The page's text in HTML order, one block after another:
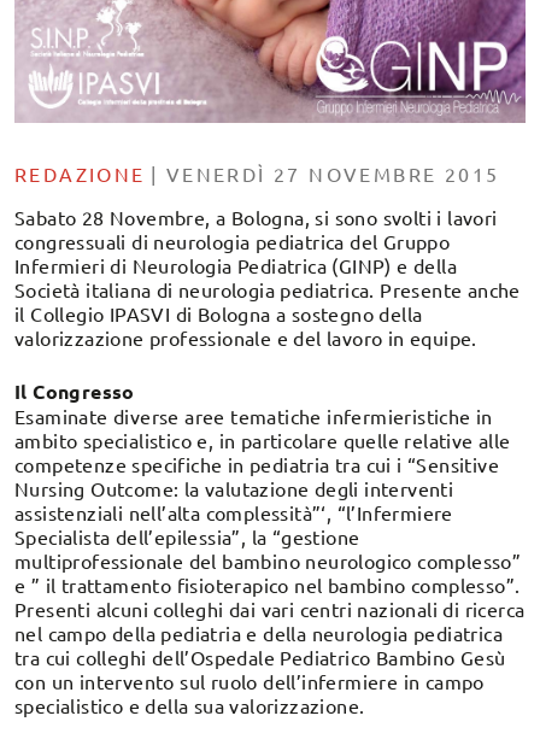
REDAZIONE | VENERDÌ 27 NOVEMBRE 2015
Sabato 28 Novembre, a Bologna, si sono svolti i lavori
congressuali di neurologia pediatrica del Gruppo
Infermieri di Neurologia Pediatrica (GINP) e della
Società italiana di neurologia pediatrica. Presente anche
il Collegio IPASVI di Bologna a sostegno della
valorizzazione professionale e del lavoro in equipe.
Il Congresso
Esaminate diverse aree tematiche infermieristiche in
ambito specialistico e, in particolare quelle relative alle
competenze specifiche in pediatria tra cui i “Sensitive
Nursing Outcome: la valutazione degli interventi
assistenziali nell’alta complessità”‘, “l’Infermiere
Specialista dell’epilessia”, la “gestione
multiprofessionale del bambino neurologico complesso”
e ” il trattamento fisioterapico nel bambino complesso”.
Presenti alcuni colleghi dai vari centri nazionali di ricerca
nel campo della pediatria e della neurologia pediatrica
tra cui colleghi dell’Ospedale Pediatrico Bambino Gesù
con un intervento sul ruolo dell’infermiere in campo
specialistico e della sua valorizzazione.